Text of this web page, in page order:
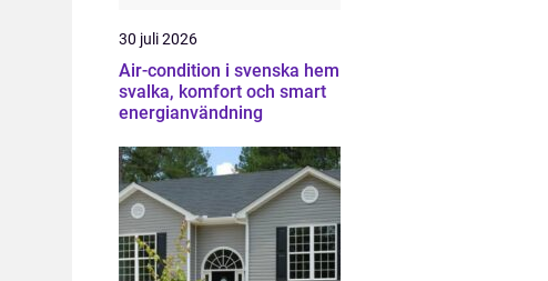
30 juli 2026
Air-condition i svenska hem
svalka, komfort och smart
energianvändning